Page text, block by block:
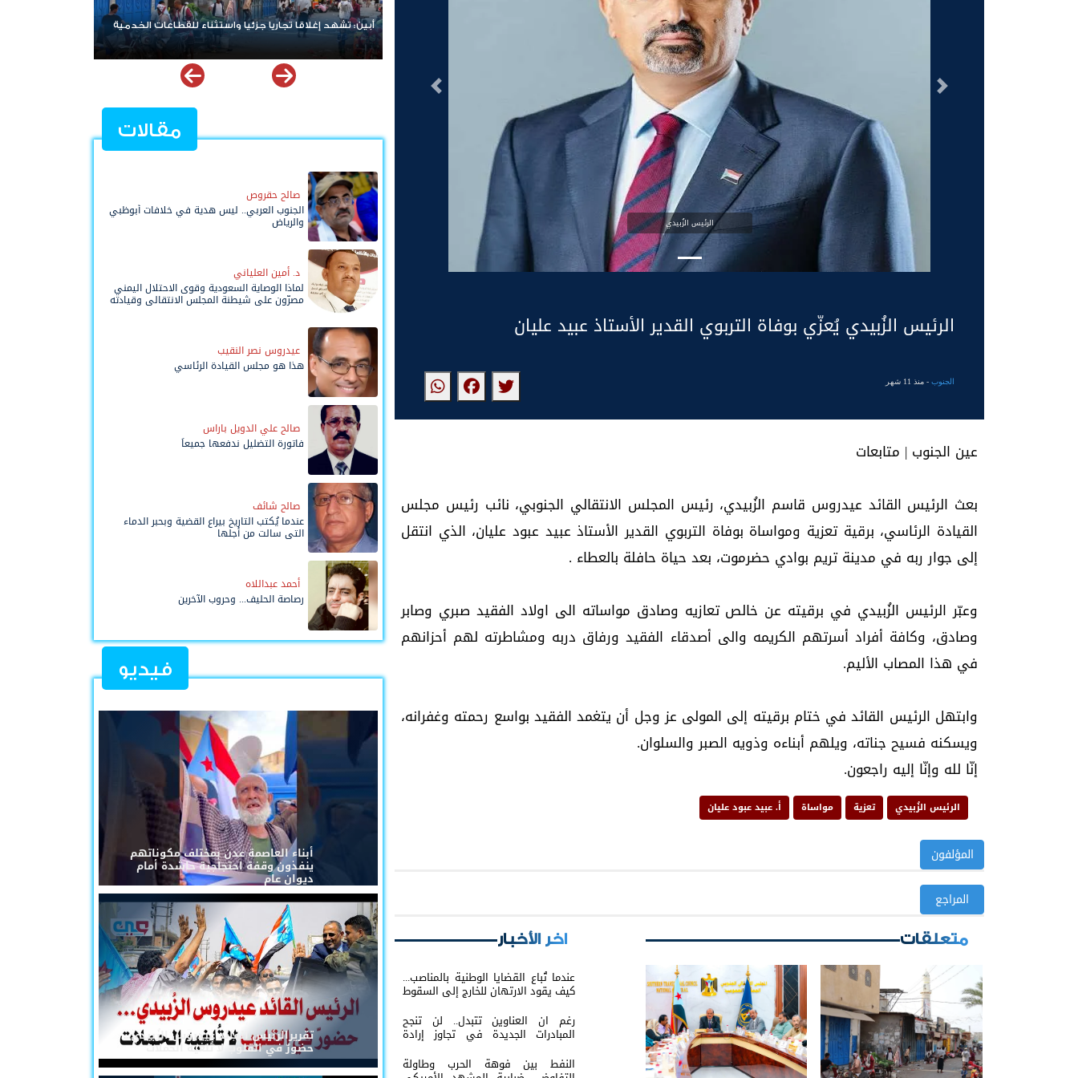
الرئيس الزُبيدي
التالى السابق
الرئيس الزُبيدي يُعزّي بوفاة التربوي القدير الأستاذ عبيد عليان
الجنوب- منذ 11 شهر
عين الجنوب | متابعات
بعث الرئيس القائد عيدروس قاسم الزُبيدي، رئيس المجلس الانتقالي الجنوبي، نائب رئيس مجلس
القيادة الرئاسي، برقية تعزية ومواساة بوفاة التربوي القدير الأستاذ عبيد عبود عليان، الذي انتقل
إلى جوار ربه في مدينة تريم بوادي حضرموت، بعد حياة حافلة بالعطاء .
وعبّر الرئيس الزُبيدي في برقيته عن خالص تعازيه وصادق مواساته الى اولاد الفقيد صبري وصابر
وصادق، وكافة أفراد أسرتهم الكريمه والى أصدقاء الفقيد ورفاق دربه ومشاطرته لهم أحزانهم
في هذا المصاب الأليم.
وابتهل الرئيس القائد في ختام برقيته إلى المولى عز وجل أن يتغمد الفقيد بواسع رحمته وغفرانه،
ويسكنه فسيح جناته، ويلهم أبناءه وذويه الصبر والسلوان.
إنّا لله وإنّا إليه راجعون.
الرئيس الزُبيدي تعزية مواساة أ. عبيد عبود عليان
المؤلفون
المراجع
متعلقات اخر الأخبار
عندما تُباع القضايا الوطنية بالمناصب...
كيف يقود الارتهان للخارج إلى السقوط
رغم ان العناوين تتبدل.. لن تنجح
المبادرات الجديدة في تجاوز إرادة
النفط بين فوهة الحرب وطاولة
​أبين: تشهد إغلاقا تجاريا جزئيا واستثناء للقطاعات الخدمية
مقالات
صالح حقروص
الجنوب العربي.. ليس هدية في خلافات أبوظبي
والرياض
د. أمين العلياني
لماذا الوصاية السعودية وقوى الاحتلال اليمني
مصرّون على شيطنة المجلس الانتقالي وقيادته
عيدروس نصر النقيب
هذا هو مجلس القيادة الرئاسي
صالح علي الدويل باراس
فاتورة التضليل ندفعها جميعاً
صالح شائف
عندما يُكتب التاريخ بيراع القضية وبحبر الدماء
التي سالت من أجلها
أحمد عبداللاه
رصاصة الحليف... وحروب الآخرين
فيديو
أبناء العاصمة عدن بمختلف مكوناتهم
ينفذون وقفة احتجاجية حاشدة أمام
ديوان عام
تقريرالرئيس القائد عيدروس الزُبيدي...
حضورٌ في القلوب لا تُلغيه الحملات